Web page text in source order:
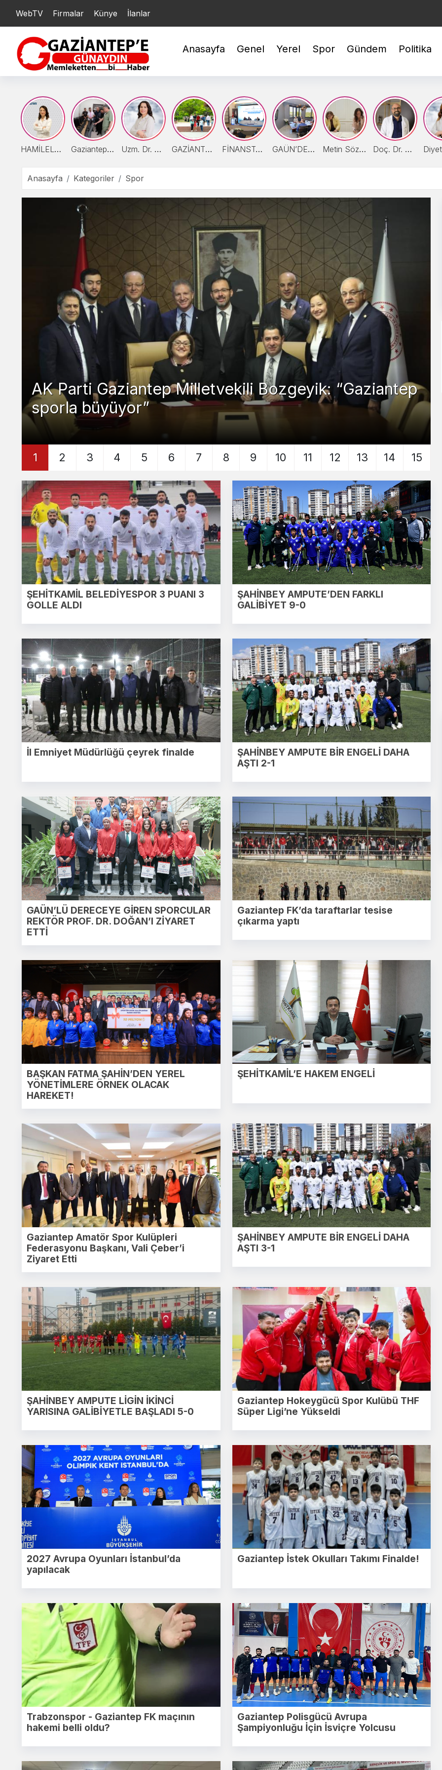
WebTV Firmalar Künye İlanlar
YARIM : 20.782,87 ÇEYREK : 10.424,01
Anasayfa Genel Yerel Spor Gündem Politika
HAMİLELER DENİZE VEYA HAVUZA GİREBİLİR Mİ? Gaziantep Şehir Hastanesi'nde Uyku Bozuklukları Laboratuvarı Hizmete Açıldı Uzm. Dr. Güzel: “Karın Ağrısının Nedeni Ultrasonla Belirlenebilir” GAZİANTEP ÜNİVERSİTESİ TÜRKİYE’NİN EN İYİ 24 ÜNİVERSİTESİ ARASINDA FİNANSTA GAZİANTEP MODELİ ÖNERİSİ GAÜN’DE GİRİŞİMCİ VE YENİLİKÇİ ÜNİVERSİTE ENDEKSİ HEDEFLERİ DEĞERLENDİRİLDİ Metin Sözen Okulu Gaziantep’te doğdu Doç. Dr. Ümit Alakuş, ´´Fıtıklar, Erken Evrede Tedavi Edilmeli!´´
Anasayfa Kategoriler Spor
GAZİ ŞEHİR, ULUSLARARASI STANDARTLARA
UYGUN YENİ SPOR SALONUNA KAVUŞTU
1 2 3 4 5 6 7 8 9 10 11 12 13 14 15
ŞEHİTKAMİL BELEDİYESPOR 3 PUANI 3
GOLLE ALDI
ŞAHİNBEY AMPUTE’DEN FARKLI
GALİBİYET 9-0
İl Emniyet Müdürlüğü çeyrek finalde
ŞAHİNBEY AMPUTE BİR ENGELİ DAHA
AŞTI 2-1
GAÜN’LÜ DERECEYE GİREN SPORCULAR
REKTÖR PROF. DR. DOĞAN’I ZİYARET
ETTİ
Gaziantep FK’da taraftarlar tesise
çıkarma yaptı
BAŞKAN FATMA ŞAHİN’DEN YEREL
YÖNETİMLERE ÖRNEK OLACAK
HAREKET!
ŞEHİTKAMİL’E HAKEM ENGELİ
Gaziantep Amatör Spor Kulüpleri
Federasyonu Başkanı, Vali Çeber’i
Ziyaret Etti
ŞAHİNBEY AMPUTE BİR ENGELİ DAHA
AŞTI 3-1
ŞAHİNBEY AMPUTE LİGİN İKİNCİ
YARISINA GALİBİYETLE BAŞLADI 5-0
Gaziantep Hokeygücü Spor Kulübü THF
Süper Ligi’ne Yükseldi
2027 Avrupa Oyunları İstanbul’da
yapılacak
Gaziantep İstek Okulları Takımı Finalde!
Trabzonspor - Gaziantep FK maçının
hakemi belli oldu?
Gaziantep Polisgücü Avrupa
Şampiyonluğu İçin İsviçre Yolcusu